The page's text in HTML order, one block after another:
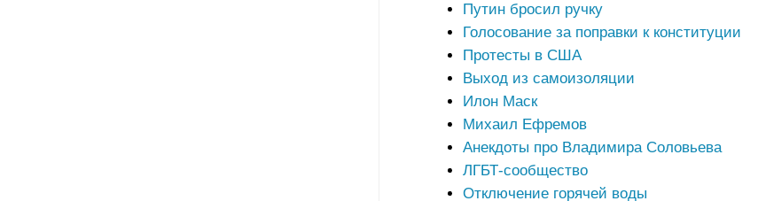
Путин бросил ручку
Голосование за поправки к конституции
Протесты в США
Выход из самоизоляции
Илон Маск
Михаил Ефремов
Анекдоты про Владимира Соловьева
ЛГБТ-сообщество
Отключение горячей воды